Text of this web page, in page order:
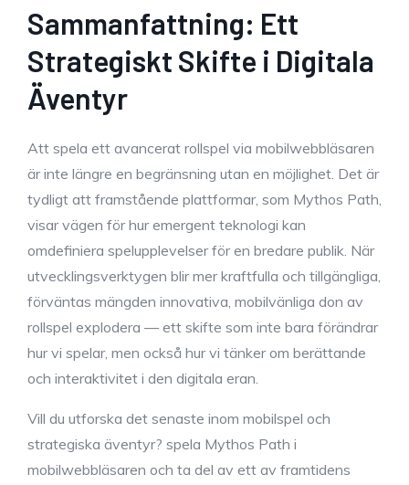
Sammanfattning: Ett
Strategiskt Skifte i Digitala
Äventyr
Att spela ett avancerat rollspel via mobilwebbläsaren
är inte längre en begränsning utan en möjlighet. Det är
tydligt att framstående plattformar, som Mythos Path,
visar vägen för hur emergent teknologi kan
omdefiniera spelupplevelser för en bredare publik. När
utvecklingsverktygen blir mer kraftfulla och tillgängliga,
förväntas mängden innovativa, mobilvänliga don av
rollspel explodera — ett skifte som inte bara förändrar
hur vi spelar, men också hur vi tänker om berättande
och interaktivitet i den digitala eran.
Vill du utforska det senaste inom mobilspel och
strategiska äventyr? spela Mythos Path i
mobilwebbläsaren och ta del av ett av framtidens